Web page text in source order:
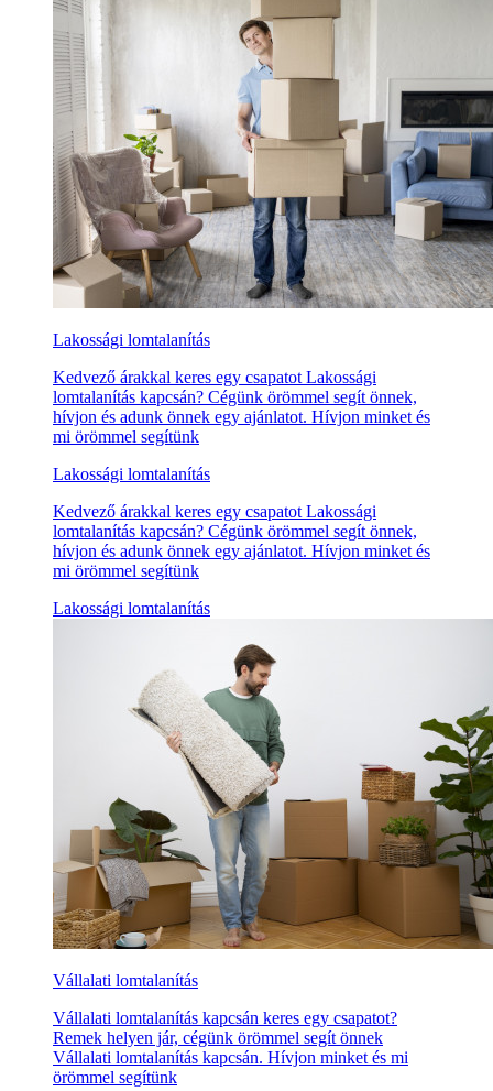
Lakossági lomtalanítás
Kedvező árakkal keres egy csapatot Lakossági
lomtalanítás kapcsán? Cégünk örömmel segít önnek,
hívjon és adunk önnek egy ajánlatot. Hívjon minket és
mi örömmel segítünk
Lakossági lomtalanítás
Kedvező árakkal keres egy csapatot Lakossági
lomtalanítás kapcsán? Cégünk örömmel segít önnek,
hívjon és adunk önnek egy ajánlatot. Hívjon minket és
mi örömmel segítünk
Lakossági lomtalanítás
Vállalati lomtalanítás
Vállalati lomtalanítás kapcsán keres egy csapatot?
Remek helyen jár, cégünk örömmel segít önnek
Vállalati lomtalanítás kapcsán. Hívjon minket és mi
örömmel segítünk